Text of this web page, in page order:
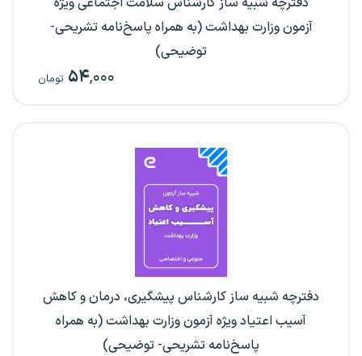
آزمون وزارت بهداشت (به همراه پاسخ‌نامه تشریحی-
توضیحی)
۵۴,۰۰۰ تومان
دفترچه شبیه ساز کارشناس پیشگیری، درمان و کاهش
آسیب اعتیاد ویژه آزمون وزارت بهداشت (به همراه
پاسخ‌نامه تشریحی- توضیحی)